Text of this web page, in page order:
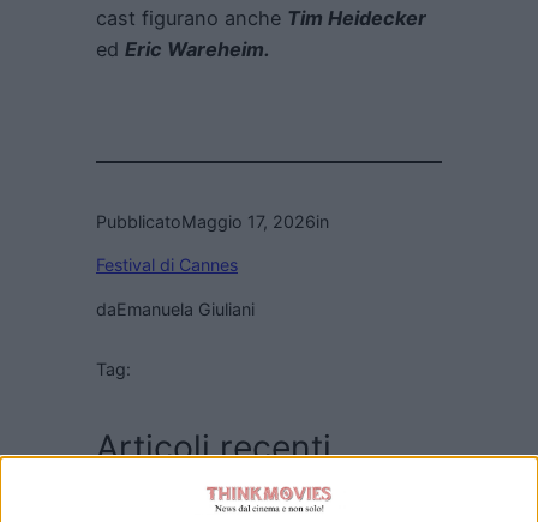
cast figurano anche Tim Heidecker
ed Eric Wareheim.
PubblicatoMaggio 17, 2026in
Festival di Cannes
daEmanuela Giuliani
Tag:
Articoli recenti
Godzilla Minus